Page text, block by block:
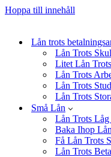
Hoppa till innehåll
Lån trots
Lån Trots
Litet Lån
Lån Trots
Lån Trots
Lån Trots
Små Lån
Lån Trots
Baka Ihop
Få Lån Trots
Lån Trots